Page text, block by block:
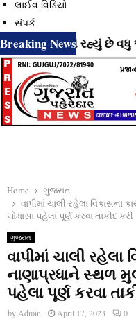
લાઈવ વિડિયો
સંપર્ક
Breaking News
લાવી રહ્યું છે વધુ એક
Home
ગુજરાત
વાપીમાં ચાલી રહેલા વિકાસના
ચોમાસા પહેલા પૂર્ણ કરવા તાકીદ કરી
ગુજરાત
વાપીમાં ચાલી રહેલા
નાણાપ્રધાને સ્થળ
પહેલા પૂર્ણ કરવા
by Admin April 17, 2023 0